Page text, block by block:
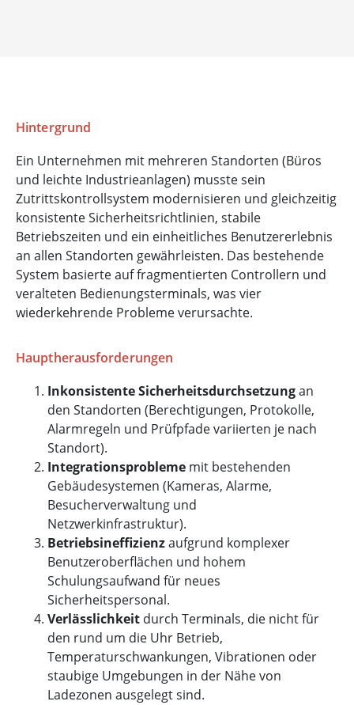
Hintergrund
Ein Unternehmen mit mehreren Standorten (Büros
und leichte Industrieanlagen) musste sein
Zutrittskontrollsystem modernisieren und gleichzeitig
konsistente Sicherheitsrichtlinien, stabile
Betriebszeiten und ein einheitliches Benutzererlebnis
an allen Standorten gewährleisten. Das bestehende
System basierte auf fragmentierten Controllern und
veralteten Bedienungsterminals, was vier
wiederkehrende Probleme verursachte.
Hauptherausforderungen
Inkonsistente Sicherheitsdurchsetzungan
den Standorten (Berechtigungen, Protokolle,
Alarmregeln und Prüfpfade variierten je nach
Standort).
Integrationsprobleme mit bestehenden
Gebäudesystemen (Kameras, Alarme,
Besucherverwaltung und
Netzwerkinfrastruktur).
Betriebsineffizienzaufgrund komplexer
Benutzeroberflächen und hohem
Schulungsaufwand für neues
Sicherheitspersonal.
Verlässlichkeit durch Terminals, die nicht für
den rund um die Uhr Betrieb,
Temperaturschwankungen, Vibrationen oder
staubige Umgebungen in der Nähe von
Ladezonen ausgelegt sind.